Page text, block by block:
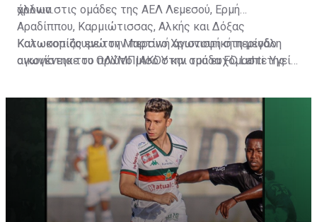
χρόνια.
άλλων στις ομάδες της ΑΕΛ Λεμεσού, Ερμή
Αραδίππου, Καρμιώτισσας, Αλκής και Δόξας
Κατωκοπιάς ενώ την περσινή αγωνιστική περίοδο
αγωνίστηκε το πρώτο μισό στην ομάδα FC Lahti της
του Κoσόβου.
Καλωσορίζουμε τον Μαρτίνο Χριστοφή στη μεγάλη
οικογένεια του ΟΛΥΜΠΙΑΚΟΥ και του ευχόμαστε Υγεία,